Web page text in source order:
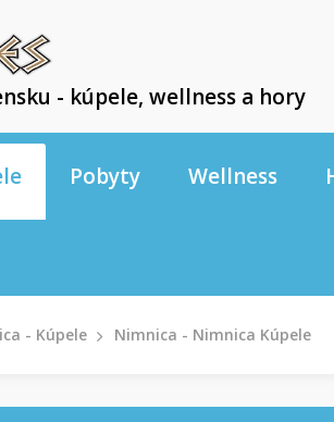
- kúpele, wellness a hory
Pobyty Wellness
- Kúpele Nimnica - Nimnica Kúpele